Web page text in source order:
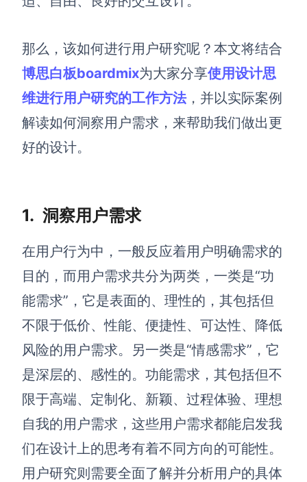
博思白板boardmix
下载
解决方案
高效协作
在线白板
涂鸦画板
敏捷实践
在线绘图
思维和灵感整理
ER图
UML图
数据流图
那么，该如何进行用户研究呢？ 本文将结合
博思白板boardmix为大家分享使用设计思
维进行用户研究的工作方法， 并以实际案例
解读如何洞察用户需求，来帮助我们做出更
好的设计。
1. 洞察用户需求
在用户行为中，一般反应着用户明确需求的
目的，而用户需求共分为两类，一类是“功
能需求”，它是表面的、理性的，其包括但
不限于低价、性能、便捷性、可达性、降低
风险的用户需求。另一类是“情感需求”，它
是深层的、感性的。功能需求，其包括但不
限于高端、定制化、新颖、过程体验、理想
自我的用户需求，这些用户需求都能启发我
们在设计上的思考有着不同方向的可能性。
用户研究则需要全面了解并分析用户的具体